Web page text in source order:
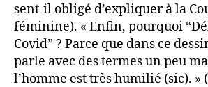
sent-il obligé d’expliquer à la
féminine). « Enfin, pourquoi
Covid” ? Parce que dans ce
parle avec des termes un peu
l’homme est très humilié (sic). »